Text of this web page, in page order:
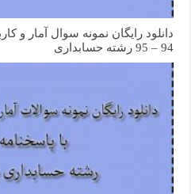
دانلود رایگان نمونه سوال آمار و
94 – 95 رشته حسابداری